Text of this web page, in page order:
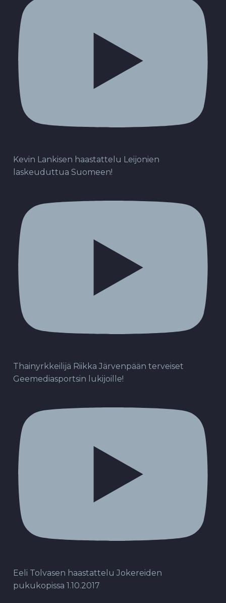
Kevin Lankisen haastattelu Leijonien
laskeuduttua Suomeen!
Thainyrkkeilijä Riikka Järvenpään terveiset
Geemediasportsin lukijoille!
Eeli Tolvasen haastattelu Jokereiden
pukukopissa 1.10.2017